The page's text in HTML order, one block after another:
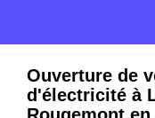
Ouverture de
d'électricité à